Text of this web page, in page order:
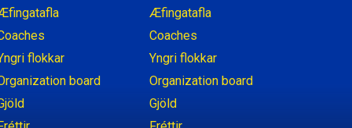
flokkar
board
Æfingatafla
Coaches
Yngri flokkar
Organization board
Gjöld